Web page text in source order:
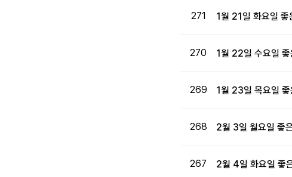
271 1월 21일 화요일 좋
270 1월 22일 수요일 좋
269 1월 23일 목요일 좋
268 2월 3일 월요일 좋
267 2월 4일 화요일 좋